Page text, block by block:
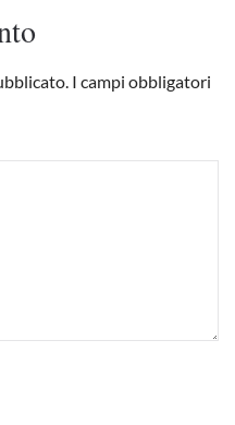
I campi obbligatori